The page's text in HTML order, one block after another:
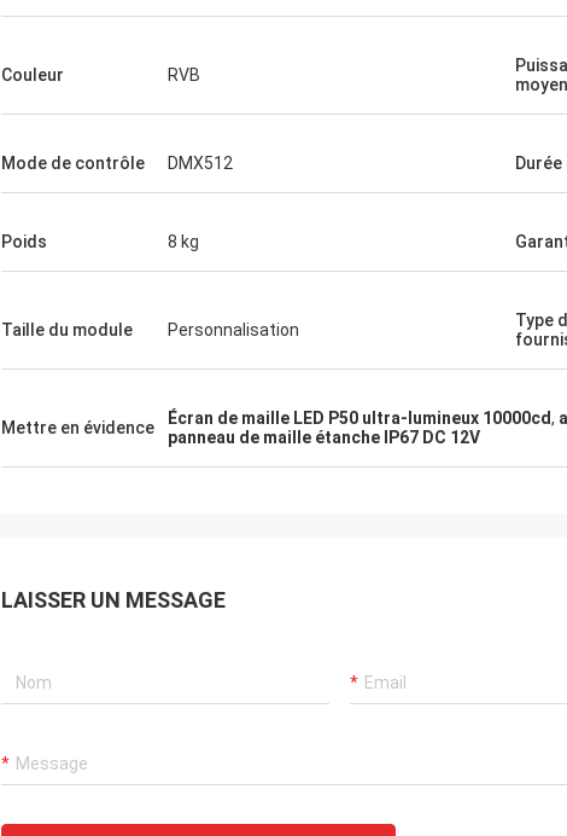
Couleur RVB
Mode de contrôle DMX512 Durée
Poids 8 kg
Taille du module Personnalisation
Type
Mettre en évidence Écran de maille LED P50 ultra-lumineux 10000cd,
panneau de maille étanche IP67 DC 12V
LAISSER UN MESSAGE